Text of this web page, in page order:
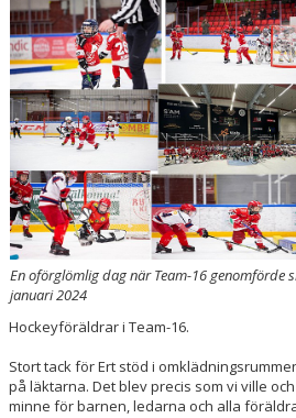
En oförglömlig dag när Team-16 genomförde
januari 2024
Hockeyföräldrar i Team-16.
Stort tack för Ert stöd i
på läktarna. Det blev precis som vi ville
minne för barnen, ledarna och alla